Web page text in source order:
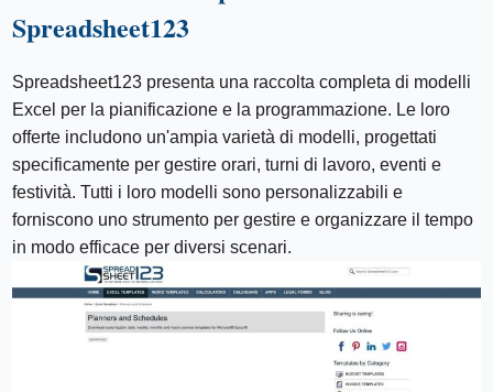
Spreadsheet123
Spreadsheet123 presenta una raccolta completa di modelli
Excel per la pianificazione e la programmazione. Le loro
offerte includono un'ampia varietà di modelli, progettati
specificamente per gestire orari, turni di lavoro, eventi e
festività. Tutti i loro modelli sono personalizzabili e
forniscono uno strumento per gestire e organizzare il tempo
in modo efficace per diversi scenari.